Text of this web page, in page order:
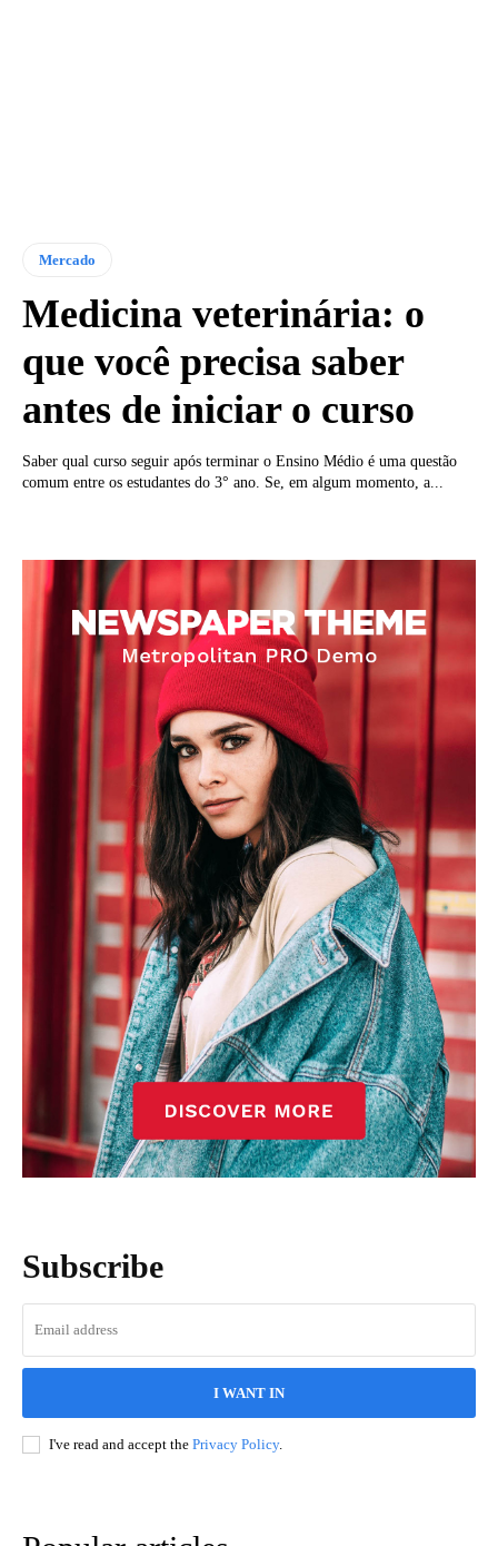
Mercado
Medicina veterinária: o
que você precisa saber
antes de iniciar o curso
Saber qual curso seguir após terminar o Ensino Médio é uma questão
comum entre os estudantes do 3° ano. Se, em algum momento, a...
Subscribe
I WANT IN
I've read and accept the Privacy Policy.